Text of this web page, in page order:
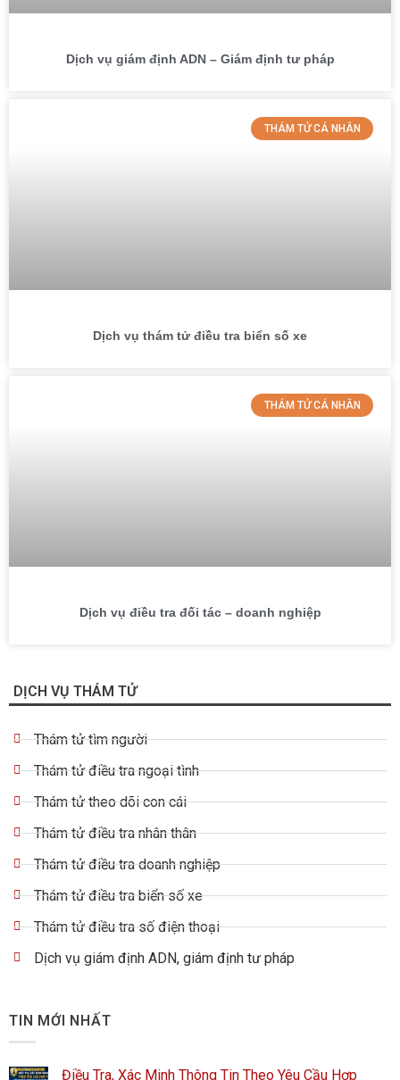
Dịch vụ giám định ADN – Giám định tư pháp
THÁM TỬ CÁ NHÂN
Dịch vụ thám tử điều tra biển số xe
THÁM TỬ CÁ NHÂN
Dịch vụ điều tra đối tác – doanh nghiệp
DỊCH VỤ THÁM TỬ
Thám tử tìm người
Thám tử điều tra ngoại tình
Thám tử theo dõi con cái
Thám tử điều tra nhân thân
Thám tử điều tra doanh nghiệp
Thám tử điều tra biển số xe
Thám tử điều tra số điện thoại
Dịch vụ giám định ADN, giám định tư pháp
TIN MỚI NHẤT
Điều Tra, Xác Minh Thông Tin Theo Yêu Cầu Hợp